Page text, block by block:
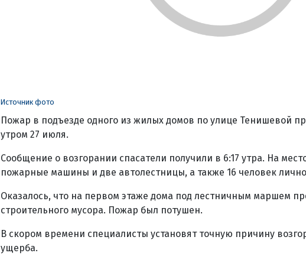
Источник фото
Пожар в подъезде одного из жилых домов по улице Тенишевой
утром 27 июля.
Сообщение о возгорании спасатели получили в 6:17 утра. На
пожарные машины и две автолестницы, а также 16 человек
Оказалось, что на первом этаже дома под лестничным маршем
строительного мусора. Пожар был потушен.
В скором времени специалисты установят точную причину
ущерба.